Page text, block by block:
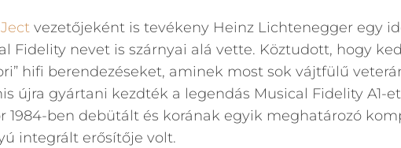
vezetőjeként is tevékeny Heinz Lichtenegger egy
Fidelity nevet is szárnyai alá vette. Köztudott, hogy
hifi berendezéseket, aminek most sok vájtfülű
újra gyártani kezdték a legendás Musical Fidelity A1-
1984-ben debütált és korának egyik meghatározó
integrált erősítője volt.